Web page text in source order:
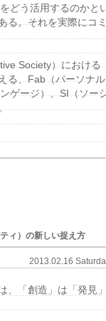
どう活用するのかと
る。それを実際にコ
Society）における
る、Fab（パーソナ
ゲージ）、SI（ソー
ィ）の新しい捉え方
2013.02.16
、「創造」は「発見